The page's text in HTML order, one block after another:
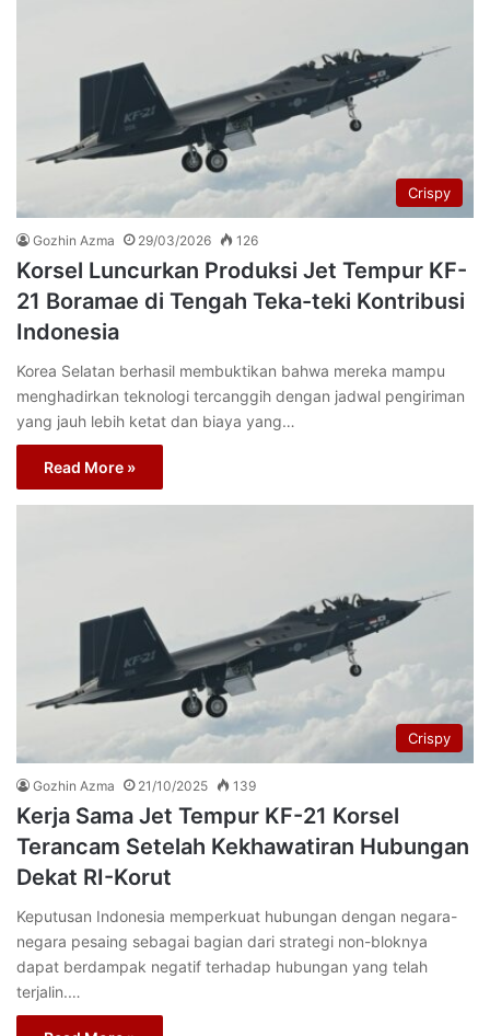
Crispy
Gozhin Azma 29/03/2026 126
Korsel Luncurkan Produksi Jet Tempur KF-
21 Boramae di Tengah Teka-teki Kontribusi
Indonesia
Korea Selatan berhasil membuktikan bahwa mereka mampu
menghadirkan teknologi tercanggih dengan jadwal pengiriman
yang jauh lebih ketat dan biaya yang…
Read More »
Crispy
Gozhin Azma 21/10/2025 139
Kerja Sama Jet Tempur KF-21 Korsel
Terancam Setelah Kekhawatiran Hubungan
Dekat RI-Korut
Keputusan Indonesia memperkuat hubungan dengan negara-
negara pesaing sebagai bagian dari strategi non-bloknya
dapat berdampak negatif terhadap hubungan yang telah
terjalin.…